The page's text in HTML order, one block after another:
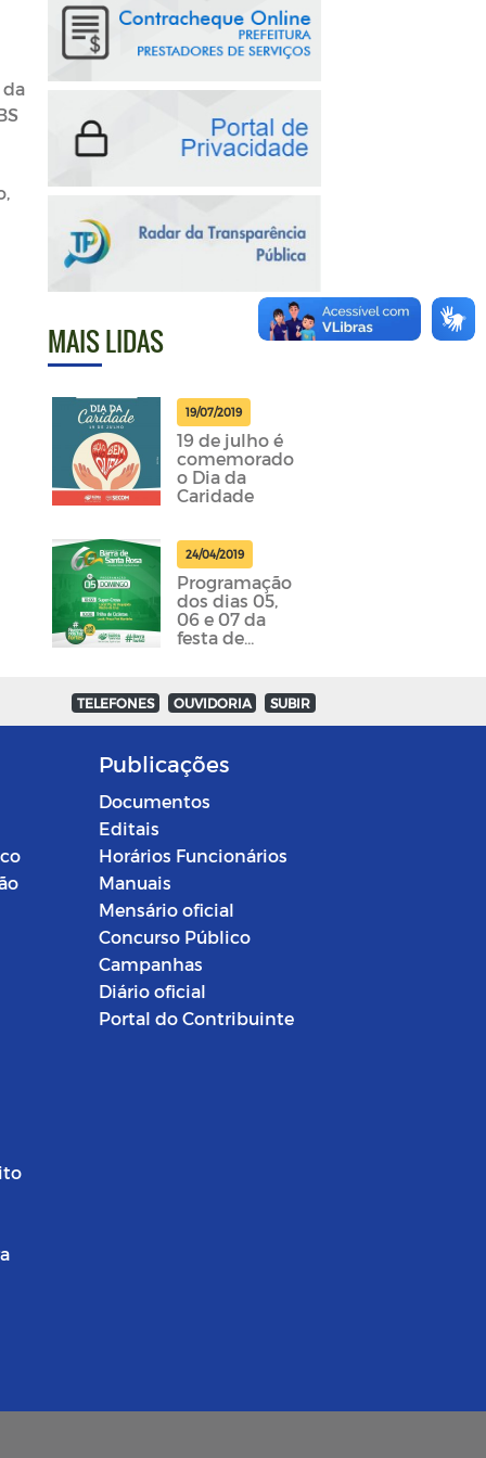
MAIS LIDAS
19/07/2019
19 de julho é
comemorado
o Dia da
Caridade
24/04/2019
Programação
dos dias 05,
06 e 07 da
festa de
foram
divulgadas
TELEFONES OUVIDORIA SUBIR
Publicações
Documentos
Editais
Horários Funcionários
Manuais
Mensário oficial
Concurso Público
Campanhas
Diário oficial
Portal do Contribuinte